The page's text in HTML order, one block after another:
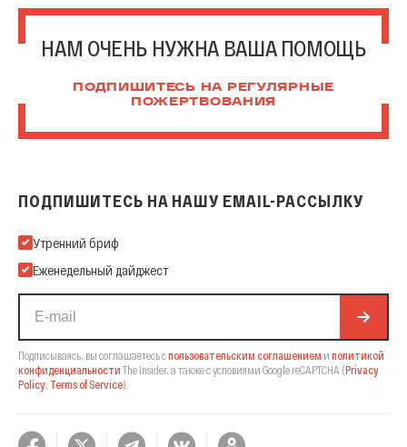
НАМ ОЧЕНЬ НУЖНА ВАША ПОМОЩЬ
ПОДПИШИТЕСЬ НА РЕГУЛЯРНЫЕ
ПОЖЕРТВОВАНИЯ
ПОДПИШИТЕСЬ НА НАШУ EMAIL-РАССЫЛКУ
Подпишитесь на нашу Email-рассылку
Утренний бриф
Еженедельный дайджест
Подписываясь, вы соглашаетесь спользовательским соглашением и политикой
конфиденциальности The Insider, а также с условиями Google reCAPTCHA (Privacy
Policy, Terms of Service).